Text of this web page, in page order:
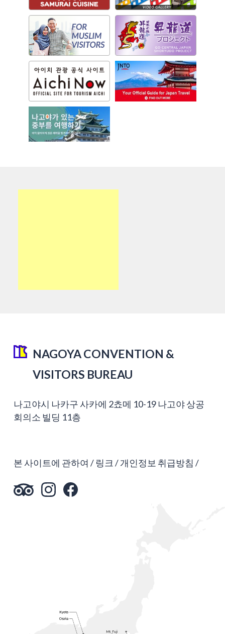
NAGOYA CONVENTION &
VISITORS BUREAU
나고야시 나카구 사카에 2쵸메 10-19 나고야 상공
회의소 빌딩 11층
본 사이트에 관하여 링크 개인정보 취급방침